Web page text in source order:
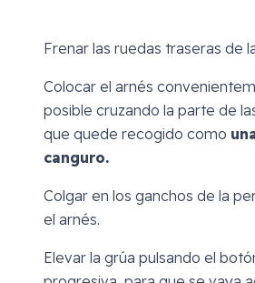
Frenar las ruedas traseras de
Colocar el arnés
posible cruzando la parte de
que quede recogido como
canguro.
Colgar en los ganchos de la
el arnés.
Elevar la grúa pulsando el